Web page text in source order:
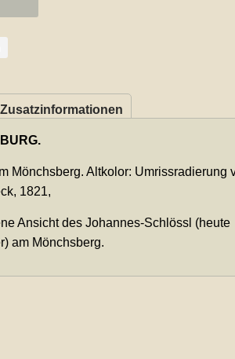
Zusatzinformationen
Mönchsberg. Altkolor: Umrissradierung
1821,
Ansicht des Johannes-Schlössl (heute
am Mönchsberg.